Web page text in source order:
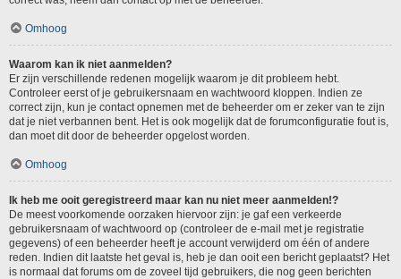
Omhoog
Waarom kan ik niet aanmelden?
Er zijn verschillende redenen mogelijk waarom je dit probleem hebt.
Controleer eerst of je gebruikersnaam en wachtwoord kloppen. Indien ze
correct zijn, kun je contact opnemen met de beheerder om er zeker van te zijn
dat je niet verbannen bent. Het is ook mogelijk dat de forumconfiguratie fout is,
dan moet dit door de beheerder opgelost worden.
Omhoog
Ik heb me ooit geregistreerd maar kan nu niet meer aanmelden!?
De meest voorkomende oorzaken hiervoor zijn: je gaf een verkeerde
gebruikersnaam of wachtwoord op (controleer de e-mail met je registratie
gegevens) of een beheerder heeft je account verwijderd om één of andere
reden. Indien dit laatste het geval is, heb je dan ooit een bericht geplaatst? Het
is normaal dat forums om de zoveel tijd gebruikers, die nog geen berichten